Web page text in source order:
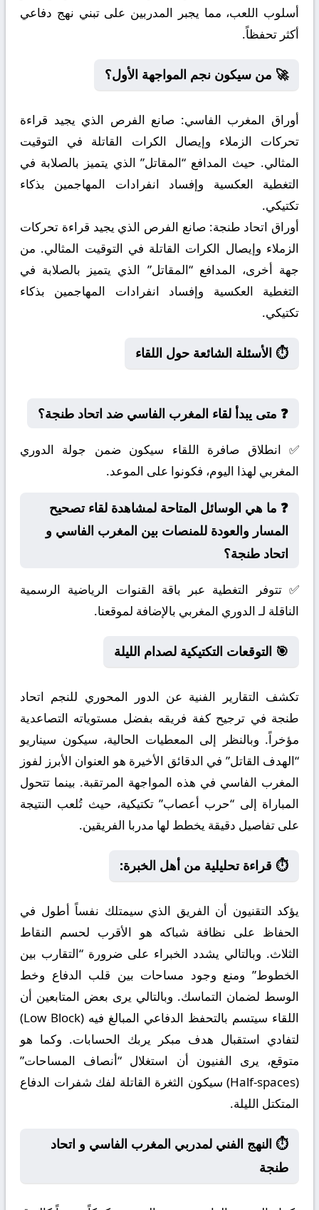
أسلوب اللعب، مما يجبر المدربين على تبني نهج دفاعي
أكثر تحفظاً.
🚀 من سيكون نجم المواجهة الأول؟
أوراق المغرب الفاسي: صانع الفرص الذي يجيد قراءة
تحركات الزملاء وإيصال الكرات القاتلة في التوقيت
المثالي. حيث المدافع “المقاتل” الذي يتميز بالصلابة في
التغطية العكسية وإفساد انفرادات المهاجمين بذكاء
تكتيكي.
أوراق اتحاد طنجة: صانع الفرص الذي يجيد قراءة تحركات
الزملاء وإيصال الكرات القاتلة في التوقيت المثالي. من
جهة أخرى، المدافع “المقاتل” الذي يتميز بالصلابة في
التغطية العكسية وإفساد انفرادات المهاجمين بذكاء
تكتيكي.
⏱️ الأسئلة الشائعة حول اللقاء
❓ متى يبدأ لقاء المغرب الفاسي ضد اتحاد طنجة؟
✅ انطلاق صافرة اللقاء سيكون ضمن جولة الدوري
المغربي لهذا اليوم، فكونوا على الموعد.
❓ ما هي الوسائل المتاحة لمشاهدة لقاء تصحيح
المسار والعودة للمنصات بين المغرب الفاسي و
اتحاد طنجة؟
✅ تتوفر التغطية عبر باقة القنوات الرياضية الرسمية
الناقلة لـ الدوري المغربي بالإضافة لموقعنا.
🎯 التوقعات التكتيكية لصدام الليلة
تكشف التقارير الفنية عن الدور المحوري للنجم اتحاد
طنجة في ترجيح كفة فريقه بفضل مستوياته التصاعدية
مؤخراً. وبالنظر إلى المعطيات الحالية، سيكون سيناريو
“الهدف القاتل” في الدقائق الأخيرة هو العنوان الأبرز لفوز
المغرب الفاسي في هذه المواجهة المرتقبة. بينما تتحول
المباراة إلى “حرب أعصاب” تكتيكية، حيث تُلعب النتيجة
على تفاصيل دقيقة يخطط لها مدربا الفريقين.
⏱️ قراءة تحليلية من أهل الخبرة:
يؤكد التقنيون أن الفريق الذي سيمتلك نفساً أطول في
الحفاظ على نظافة شباكه هو الأقرب لحسم النقاط
الثلاث. وبالتالي يشدد الخبراء على ضرورة “التقارب بين
الخطوط” ومنع وجود مساحات بين قلب الدفاع وخط
الوسط لضمان التماسك. وبالتالي يرى بعض المتابعين أن
اللقاء سيتسم بالتحفظ الدفاعي المبالغ فيه (Low Block)
لتفادي استقبال هدف مبكر يربك الحسابات. وكما هو
متوقع، يرى الفنيون أن استغلال “أنصاف المساحات”
(Half-spaces) سيكون الثغرة القاتلة لفك شفرات الدفاع
المتكتل الليلة.
⏱️ النهج الفني لمدربي المغرب الفاسي و اتحاد
طنجة